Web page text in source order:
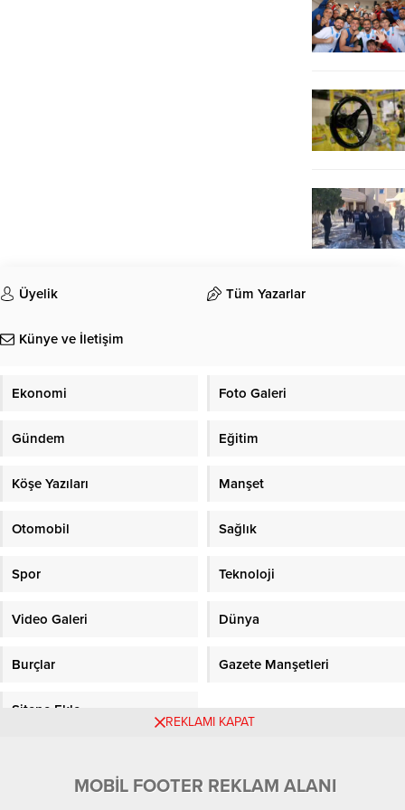
Üyelik Tüm Yazarlar
Künye ve İletişim
Ekonomi Foto Galeri
Gündem Eğitim
Köşe Yazıları Manşet
Otomobil Sağlık
Spor Teknoloji
Video Galeri Dünya
Burçlar Gazete Manşetleri
Sitene Ekle
REKLAMI KAPAT
MOBİL FOOTER REKLAM ALANI